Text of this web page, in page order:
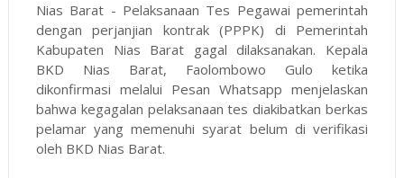
Nias Barat - Pelaksanaan Tes Pegawai pemerintah
dengan perjanjian kontrak (PPPK) di Pemerintah
Kabupaten Nias Barat gagal dilaksanakan. Kepala
BKD Nias Barat, Faolombowo Gulo ketika
dikonfirmasi melalui Pesan Whatsapp menjelaskan
bahwa kegagalan pelaksanaan tes diakibatkan berkas
pelamar yang memenuhi syarat belum di verifikasi
oleh BKD Nias Barat.